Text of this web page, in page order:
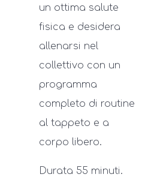
un ottima salute
fisica e desidera
allenarsi nel
collettivo con un
programma
completo di routine
al tappeto e a
corpo libero.
Durata 55 minuti.